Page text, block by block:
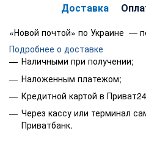
Доставка
«Новой почтой» по Украине —
Подробнее о доставке
Наличными при получении;
Наложенным платежом;
Кредитной картой в
Через кассу или терминал
Приватбанк.